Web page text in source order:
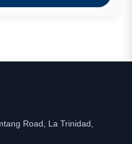
Road, La Trinidad,